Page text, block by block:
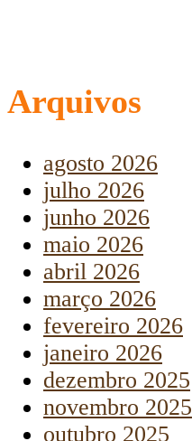
Arquivos
agosto 2026
julho 2026
junho 2026
maio 2026
abril 2026
março 2026
fevereiro 2026
janeiro 2026
dezembro 2025
novembro 2025
outubro 2025